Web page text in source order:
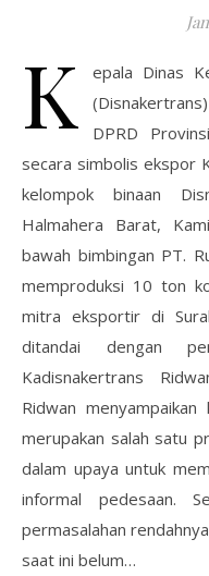
K
epala Dinas
DPRD
secara simbolis ekspor
kelompok binaan
Halmahera Barat,
bawah bimbingan PT.
memproduksi 10 ton
mitra eksportir di
ditandai dengan
Kadisnakertrans
Ridwan
merupakan salah satu
dalam upaya untuk
informal pedesaan.
permasalahan
saat ini belum…